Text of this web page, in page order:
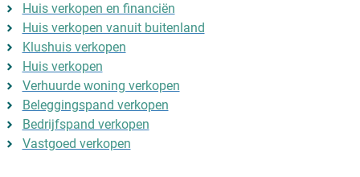
Huis verkopen en financiën
Huis verkopen vanuit buitenland
Klushuis verkopen
Huis verkopen
Verhuurde woning verkopen
Beleggingspand verkopen
Bedrijfspand verkopen
Vastgoed verkopen